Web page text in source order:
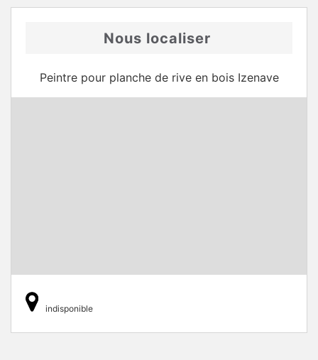
Nous localiser
Peintre pour planche de rive en bois Izenave
indisponible